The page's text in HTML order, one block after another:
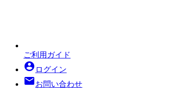
ご利用ガイド
account_circle ログイン
mailお問い合わせ